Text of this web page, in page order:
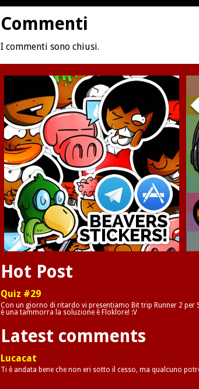
Commenti
I commenti sono chiusi.
Hot Post
Quiz #29
Con un giorno di ritardo vi presentiamo Bit trip Runner 2 per
è una tammorra la soluzione è Floklore! :V
Latest comments
Lucacat
Ti è andata bene che non eri sotto il cesso, ma qualcuno